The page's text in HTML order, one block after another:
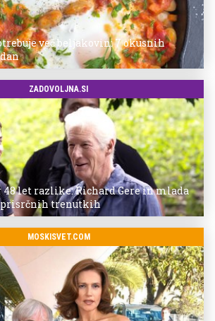
več beljakovin: 7 okusnih
ZADOVOLJNA.SI
let razlike: Richard Gere in mlada
prisrčnih trenutkih
MOSKISVET.COM